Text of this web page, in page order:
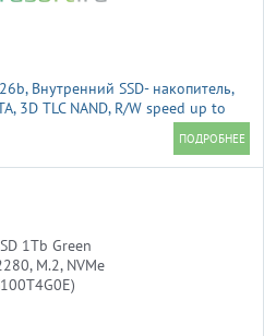
Внутренний SSD- накопитель,
3D TLC NAND, R/W speed up to